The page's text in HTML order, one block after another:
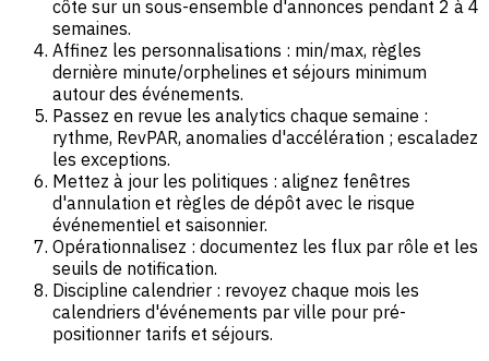
côte sur un sous-ensemble d'annonces pendant 2 à 4
semaines.
Affinez les personnalisations : min/max, règles
dernière minute/orphelines et séjours minimum
autour des événements.
Passez en revue les analytics chaque semaine :
rythme, RevPAR, anomalies d'accélération ; escaladez
les exceptions.
Mettez à jour les politiques : alignez fenêtres
d'annulation et règles de dépôt avec le risque
événementiel et saisonnier.
Opérationnalisez : documentez les flux par rôle et les
seuils de notification.
Discipline calendrier : revoyez chaque mois les
calendriers d'événements par ville pour pré-
positionner tarifs et séjours.